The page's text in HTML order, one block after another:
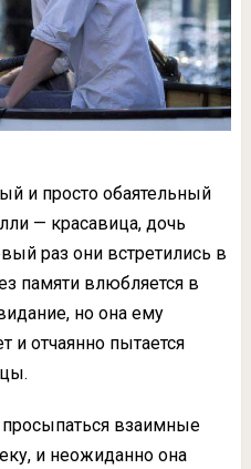
и просто обаятельный
— красавица, дочь
раз они встретились в
памяти влюбляется в
но она ему
и отчаянно пытается
взаимные
и неожиданно она